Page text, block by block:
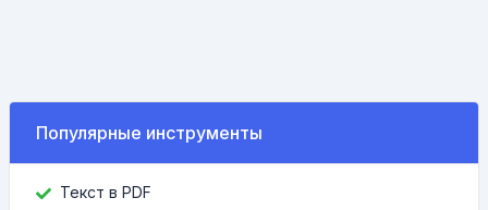
Популярные инструменты
Текст в PDF